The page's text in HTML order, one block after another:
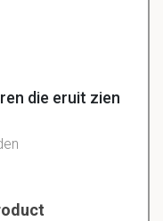
die eruit zien